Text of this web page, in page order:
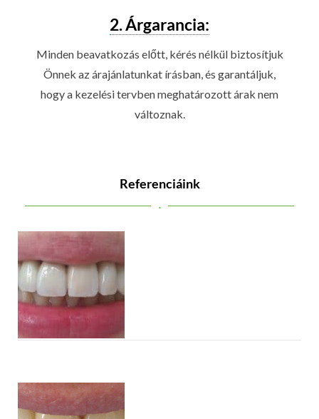
2. Árgarancia:
Minden beavatkozás előtt, kérés nélkül biztosítjuk
Önnek az árajánlatunkat írásban, és garantáljuk,
hogy a kezelési tervben meghatározott árak nem
változnak.
Referenciáink
.